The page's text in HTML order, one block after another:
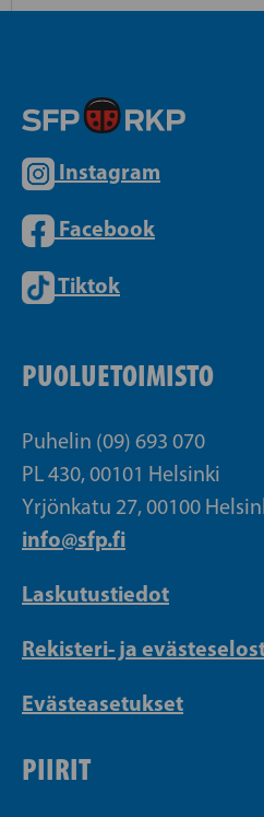
Instagram
Facebook
Tiktok
PUOLUETOIMISTO
Puhelin (09) 693 070
PL 430, 00101 Helsinki
Yrjönkatu 27, 00100
info@sfp.fi
Laskutustiedot
Rekisteri- ja
Evästeasetukset
PIIRIT